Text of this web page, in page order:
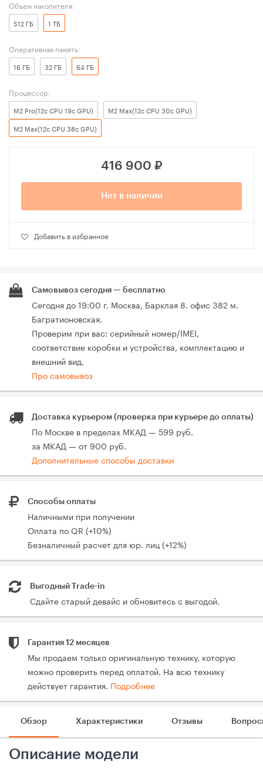
Объем накопителя:
512 ГБ 1 ТБ
Оперативная память:
16 ГБ 32 ГБ 64 ГБ
Процессор:
M2 Pro(12c CPU 19c GPU)
M2 Max(12c CPU 30c GPU)
M2 Max(12c CPU 38c GPU)
416 900 ₽
Нет в наличии
Добавить в избранное
Самовывоз сегодня — бесплатно
Сегодня до 19:00 г. Москва, Барклая 8. офис 382 м.
Багратионовская.
Проверим при вас: серийный номер/IMEI,
соответствие коробки и устройства, комплектацию и
внешний вид.
Про самовывоз
Доставка курьером (проверка при курьере до оплаты)
По Москве в пределах МКАД — 599 руб.
за МКАД — от 900 руб.
Дополнительные способы доставки
Способы оплаты
Наличными при получении
Оплата по QR (+10%)
Безналичный расчет для юр. лиц (+12%)
Выгодный Trade-in
Сдайте старый девайс и обновитесь с выгодой.
Гарантия 12 месяцев
Мы продаем только оригинальную технику, которую
можно проверить перед оплатой. На всю технику
действует гарантия. Подробнее
Обзор Характеристики Отзывы
Описание модели